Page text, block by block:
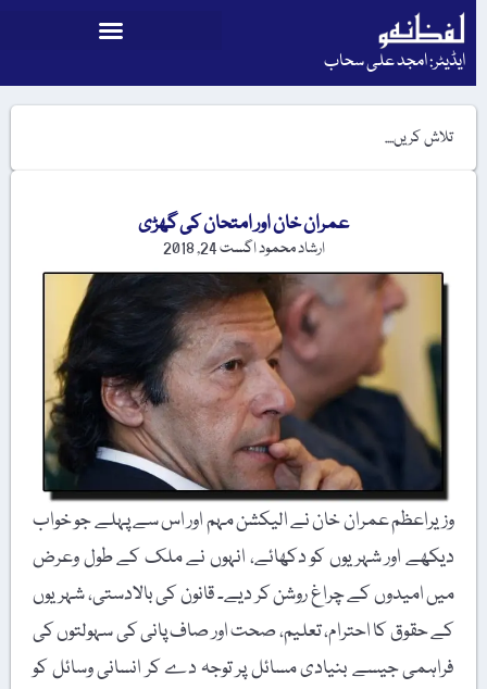
ایڈیٹر: امجد علی سحاب
عمران خان اور امتحان کی گھڑی
ارشاد محموداگست 24, 2018
وزیراعظم عمران خان نے الیکشن مہم اور اس سے پہلے جو خواب
دیکھے اور شہریوں کو دکھائے، انہوں نے ملک کے طول وعرض
میں امیدوں کے چراغ روشن کر دیے۔ قانون کی بالادستی، شہریوں
کے حقوق کا احترام، تعلیم، صحت اور صاف پانی کی سہولتوں کی
فراہمی جیسے بنیادی مسائل پر توجہ دے کر انسانی وسائل کو